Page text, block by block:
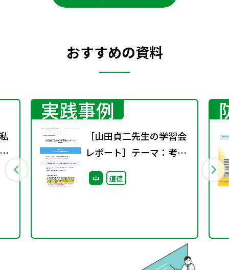
おすすめの資料
実践事例
［山田貞二先生の学習会
レポート］テーマ：考
え、議論する道徳とは
中 道徳